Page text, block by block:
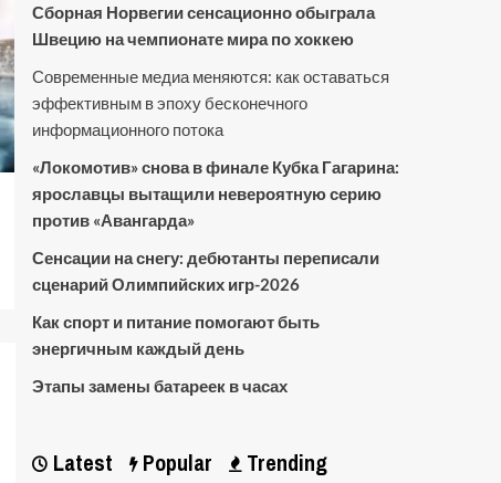
Сборная Норвегии сенсационно обыграла
Швецию на чемпионате мира по хоккею
Современные медиа меняются: как оставаться
эффективным в эпоху бесконечного
информационного потока
«Локомотив» снова в финале Кубка Гагарина:
ярославцы вытащили невероятную серию
против «Авангарда»
Сенсации на снегу: дебютанты переписали
сценарий Олимпийских игр-2026
Как спорт и питание помогают быть
энергичным каждый день
Этапы замены батареек в часах
Latest Popular Trending